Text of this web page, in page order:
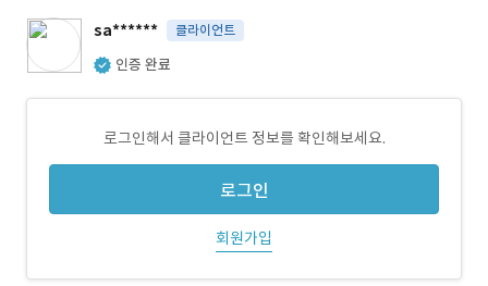
sa****** 클라이언트
인증 완료
로그인해서 클라이언트 정보를 확인해보세요.
로그인
회원가입